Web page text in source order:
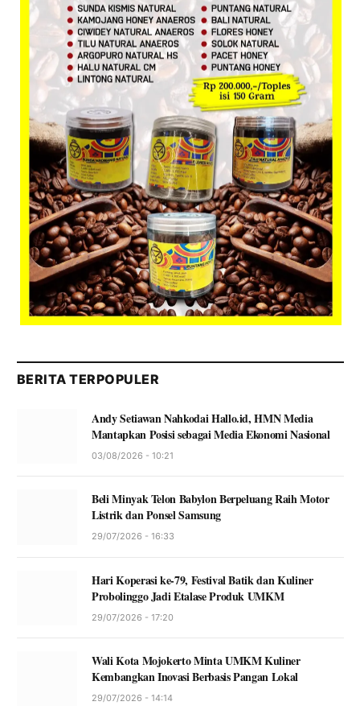
BERITA TERPOPULER
Andy Setiawan Nahkodai Hallo.id, HMN Media
Mantapkan Posisi sebagai Media Ekonomi Nasional
03/08/2026 - 10:21
Beli Minyak Telon Babylon Berpeluang Raih Motor
Listrik dan Ponsel Samsung
29/07/2026 - 16:33
Hari Koperasi ke-79, Festival Batik dan Kuliner
Probolinggo Jadi Etalase Produk UMKM
29/07/2026 - 17:20
Wali Kota Mojokerto Minta UMKM Kuliner
Kembangkan Inovasi Berbasis Pangan Lokal
29/07/2026 - 14:14